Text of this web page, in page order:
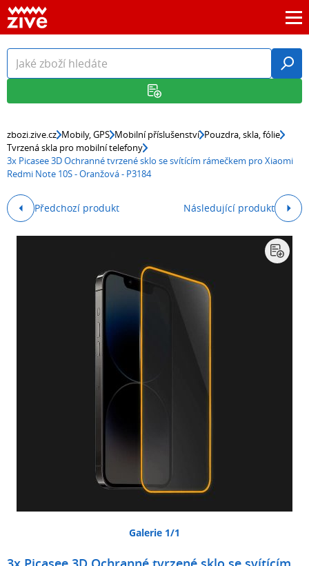
zbozi.zive.cz Mobily, GPS Mobilní příslušenství Pouzdra, skla, fólie
Tvrzená skla pro mobilní telefony
3x Picasee 3D Ochranné tvrzené sklo se svítícím rámečkem pro Xiaomi
Redmi Note 10S - Oranžová - P3184
Předchozí produkt Následující produkt
Galerie 1/1